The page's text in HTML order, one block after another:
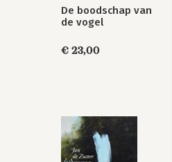
De boodschap van
de vogel
€ 23,00